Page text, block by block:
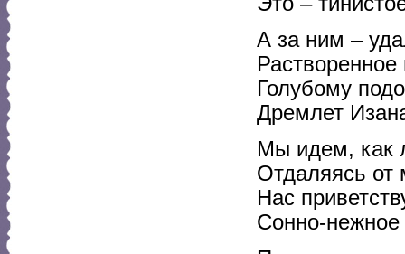
А за ним –
Растворенное
Голубому
Дремлет
Мы идем, как
Отдаляясь от
Нас
Сонно-нежное